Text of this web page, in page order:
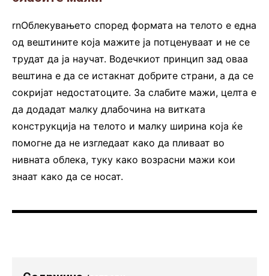
rnОблекувањето според формата на телото е една
од вештините која мажите ја потценуваат и не се
трудат да ја научат. Водечкиот принцип зад оваа
вештина е да се истакнат добрите страни, а да се
сокријат недостатоците. За слабите мажи, целта е
да додадат малку длабочина на витката
конструкција на телото и малку ширина која ќе
помогне да не изгледаат како да пливаат во
нивната облека, туку како возрасни мажи кои
знаат како да се носат.